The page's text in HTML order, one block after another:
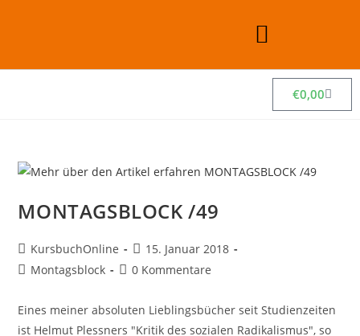
€0,00
MONTAGSBLOCK /49
KursbuchOnline
15. Januar 2018
Montagsblock
0 Kommentare
Eines meiner absoluten Lieblingsbücher seit Studienzeiten
ist Helmut Plessners "Kritik des sozialen Radikalismus", so